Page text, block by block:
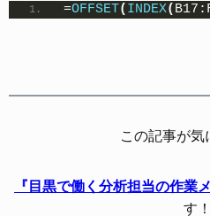
=OFFSET( INDEX(
この記事が気
『目黒で働く分析担当の作業メ
す！